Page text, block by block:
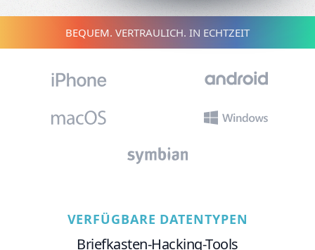
BEQUEM. VERTRAULICH. IN ECHTZEIT
VERFÜGBARE DATENTYPEN
Briefkasten-Hacking-Tools